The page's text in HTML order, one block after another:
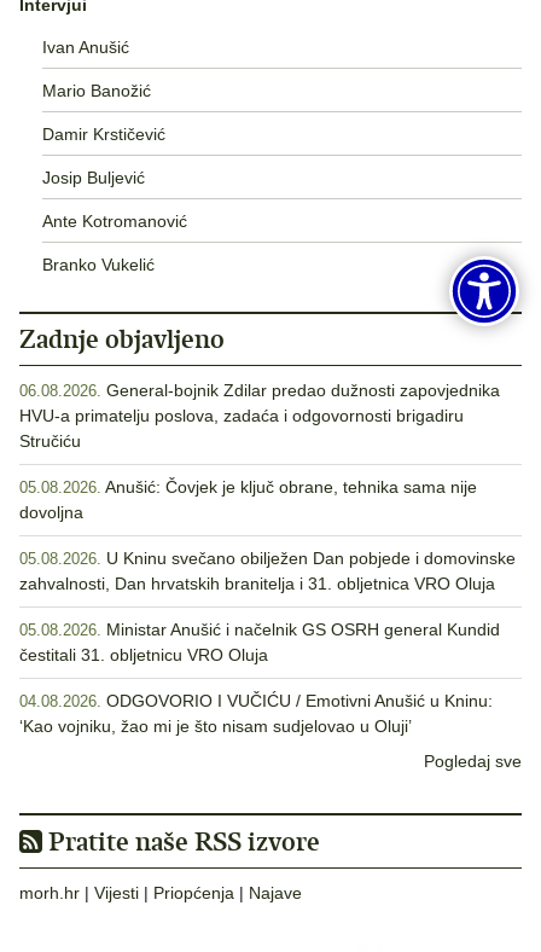
Intervjui
Ivan Anušić
Mario Banožić
Damir Krstičević
Josip Buljević
Ante Kotromanović
Branko Vukelić
Zadnje objavljeno
06.08.2026. General-bojnik Zdilar predao dužnosti zapovjednika
HVU-a primatelju poslova, zadaća i odgovornosti brigadiru
Stručiću
05.08.2026. Anušić: Čovjek je ključ obrane, tehnika sama nije
dovoljna
05.08.2026. U Kninu svečano obilježen Dan pobjede i domovinske
zahvalnosti, Dan hrvatskih branitelja i 31. obljetnica VRO Oluja
05.08.2026. Ministar Anušić i načelnik GS OSRH general Kundid
čestitali 31. obljetnicu VRO Oluja
04.08.2026. ODGOVORIO I VUČIĆU / Emotivni Anušić u Kninu:
‘Kao vojniku, žao mi je što nisam sudjelovao u Oluji’
Pogledaj sve
Pratite naše RSS izvore
morh.hr | Vijesti | Priopćenja | Najave